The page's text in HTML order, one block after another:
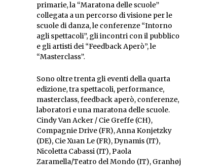
primarie, la “Maratona delle scuole”
collegata a un percorso di visione per le
scuole di danza, le conferenze “Intorno
agli spettacoli”, gli incontri con il pubblico
e gli artisti dei “Feedback Aperò”, le
“Masterclass”.
Sono oltre trenta gli eventi della quarta
edizione, tra spettacoli, performance,
masterclass, feedback aperò, conferenze,
laboratori e una maratona delle scuole.
Cindy Van Acker / Cie Greffe (CH),
Compagnie Drive (FR), Anna Konjetzky
(DE), Cie Xuan Le (FR), Dynamis (IT),
Nicoletta Cabassi (IT), Paola
Zaramella/Teatro del Mondo (IT), Granhøj